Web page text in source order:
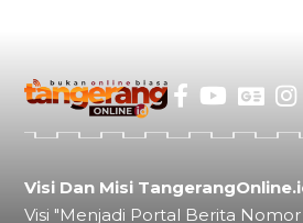
Visi Dan Misi
Visi "Menjadi Portal Berita